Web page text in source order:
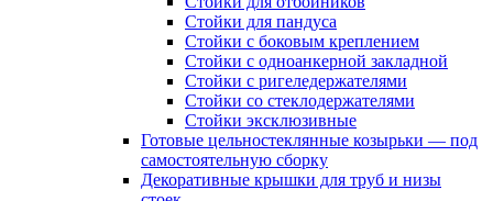
Стойки для пандуса
Стойки с боковым креплением
Стойки с одноанкерной закладной
Стойки с ригеледержателями
Стойки со стеклодержателями
Стойки эксклюзивные
Готовые цельностеклянные козырьки — под
самостоятельную сборку
Декоративные крышки для труб и низы